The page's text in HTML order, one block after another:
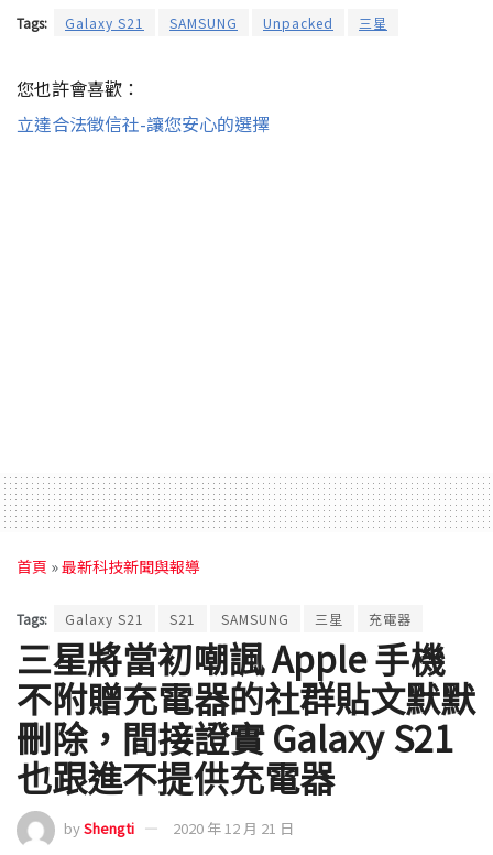
Tags: Galaxy S21 SAMSUNG Unpacked 三星
您也許會喜歡：
立達合法徵信社-讓您安心的選擇
首頁 »最新科技新聞與報導
Tags: Galaxy S21 S21 SAMSUNG 三星 充電器
三星將當初嘲諷 Apple 手機
不附贈充電器的社群貼文默默
刪除，間接證實 Galaxy S21
也跟進不提供充電器
byShengti 2020 年 12 月 21 日